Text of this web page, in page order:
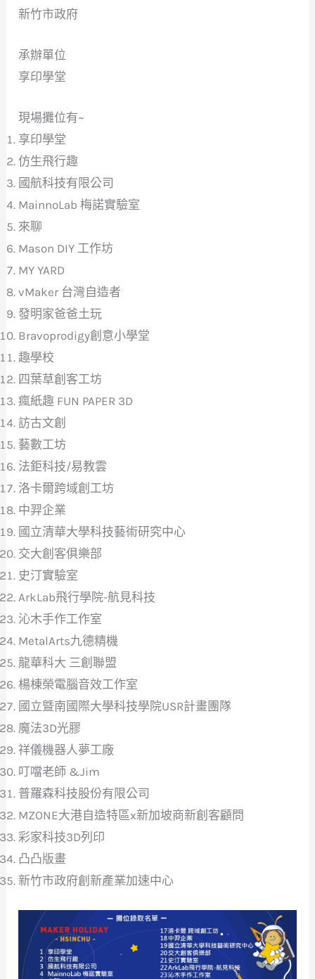
新竹市政府
承辦單位
享印學堂
現場攤位有~
享印學堂
仿生飛行趣
國航科技有限公司
MainnoLab 梅諾實驗室
來聊
Mason DIY 工作坊
MY YARD
vMaker 台灣自造者
發明家爸爸土玩
Bravoprodigy創意小學堂
趣學校
四葉草創客工坊
瘋紙趣 FUN PAPER 3D
訪古文創
藝數工坊
法鉅科技/易教雲
洛卡爾跨域創工坊
中羿企業
國立清華大學科技藝術研究中心
交大創客俱樂部
史汀實驗室
ArkLab飛行學院-航見科技
沁木手作工作室
MetalArts九德精機
龍華科大 三創聯盟
楊棟榮電腦音效工作室
國立曁南國際大學科技學院USR計畫團隊
魔法3D光膠
祥儀機器人夢工廠
叮噹老師 &Jim
普羅森科技股份有限公司
MZONE大港自造特區x新加坡商新創客顧問
彩家科技3D列印
凸凸版畫
新竹市政府創新產業加速中心